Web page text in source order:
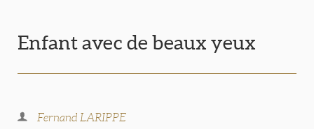
Enfant avec de beaux yeux
Fernand LARIPPE